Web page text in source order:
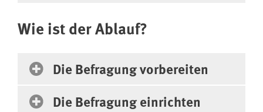
Wie ist der Ablauf?
Die Befragung vorbereiten
Die Befragung einrichten